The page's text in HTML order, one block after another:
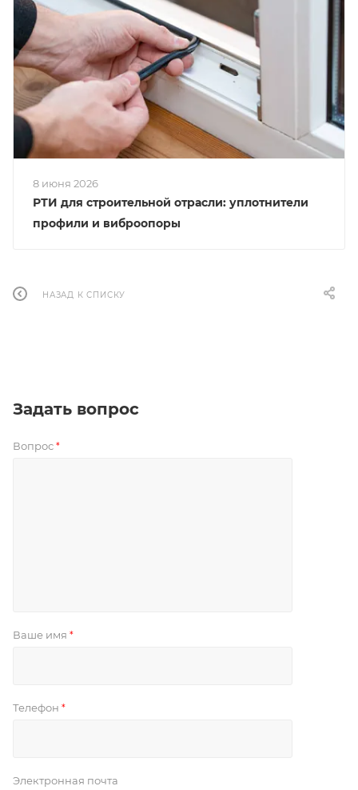
8 июня 2026
РТИ для строительной отрасли: уплотнители
профили и виброопоры
НАЗАД К СПИСКУ
Задать вопрос
Вопрос *
Ваше имя *
Телефон *
Электронная почта